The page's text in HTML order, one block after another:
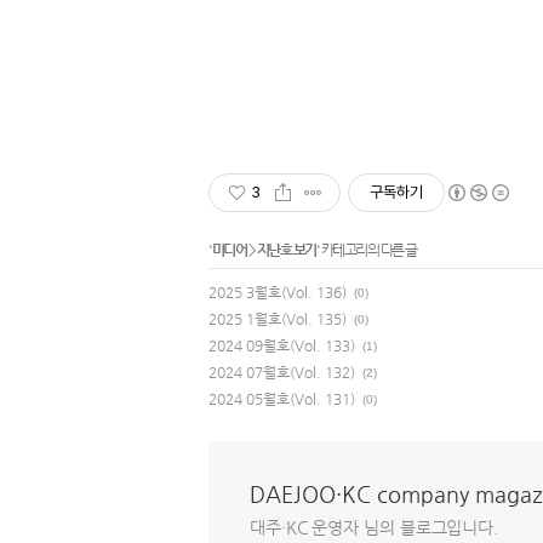
3 구독하기
'미디어>지난호 보기 ' 카테고리의 다른 글
2025 3월호(Vol. 136) (0)
2025 1월호(Vol. 135) (0)
2024 09월호(Vol. 133) (1)
2024 07월호(Vol. 132) (2)
2024 05월호(Vol. 131) (0)
DAEJOO·KC company
대주·KC 운영자 님의 블로그입니다.